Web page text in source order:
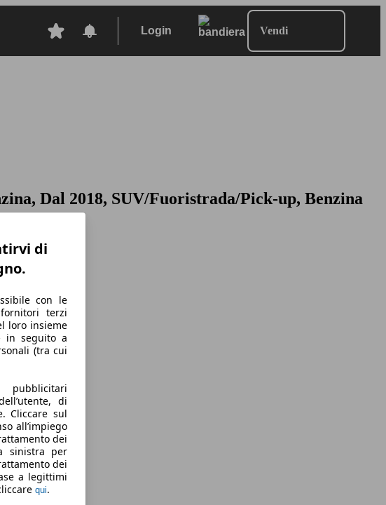
Login Vendi
Dal 2018, SUV/Fuoristrada/Pick-up, Benzina
di
con le
terzi
loro insieme
in seguito a
(tra cui
di
Cliccare sul
all’impiego
dei
sinistra per
dei
a legittimi
qui.